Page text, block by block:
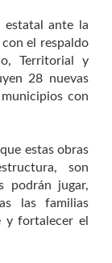
estatal ante la
el respaldo
Territorial y
28 nuevas
con
estas obras
son
podrán jugar,
las familias
y fortalecer el